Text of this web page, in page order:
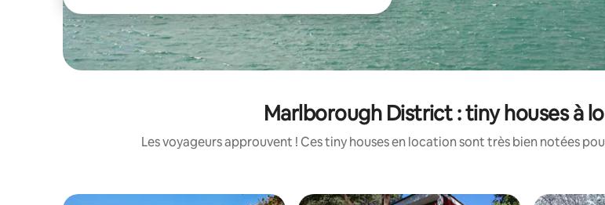
Marlborough District : tiny houses à
Les voyageurs approuvent ! Ces tiny houses en location sont très bien notées